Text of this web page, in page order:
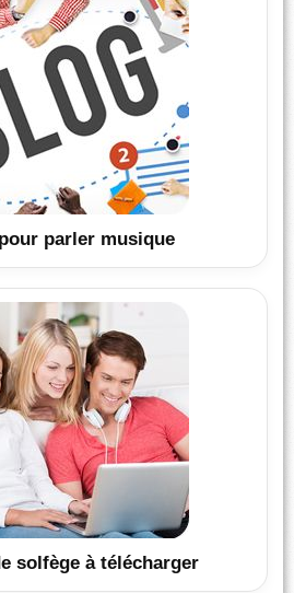
parler musique
solfège à télécharger